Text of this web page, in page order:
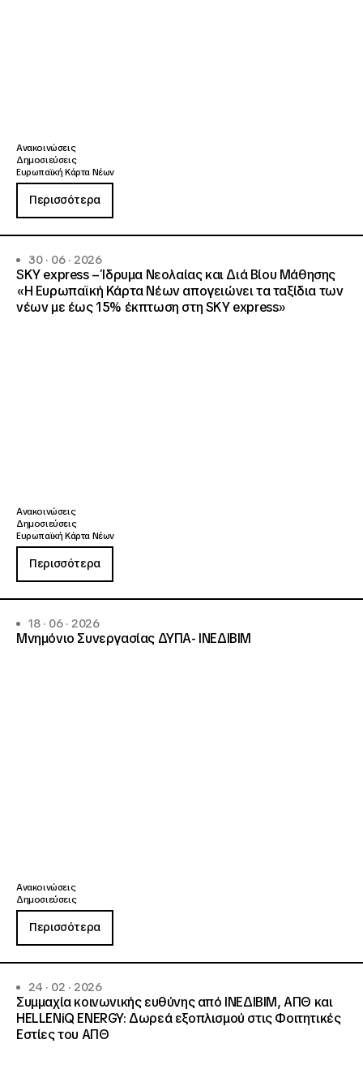
Ανακοινώσεις
Δημοσιεύσεις
Ευρωπαϊκή Κάρτα Νέων
Περισσότερα
30 · 06 · 2026
SKY express – Ίδρυμα Νεολαίας και Διά Βίου Μάθησης
«Η Ευρωπαϊκή Κάρτα Νέων απογειώνει τα ταξίδια των
νέων με έως 15% έκπτωση στη SKY express»
Ανακοινώσεις
Δημοσιεύσεις
Ευρωπαϊκή Κάρτα Νέων
Περισσότερα
18 · 06 · 2026
Μνημόνιο Συνεργασίας ΔΥΠΑ- ΙΝΕΔΙΒΙΜ
Ανακοινώσεις
Δημοσιεύσεις
Περισσότερα
24 · 02 · 2026
Συμμαχία κοινωνικής ευθύνης από ΙΝΕΔΙΒΙΜ, ΑΠΘ και
HELLENiQ ENERGY: Δωρεά εξοπλισμού στις Φοιτητικές
Εστίες του ΑΠΘ